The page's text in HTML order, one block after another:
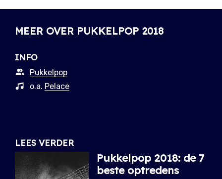
MEER OVER PUKKELPOP 2018
INFO
Pukkelpop
o.a. Pelace
LEES VERDER
Pukkelpop 2018: de 7
beste optredens